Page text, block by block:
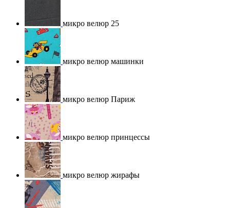
микро велюр 25
микро велюр машинки
микро велюр Париж
микро велюр принцессы
микро велюр жирафы